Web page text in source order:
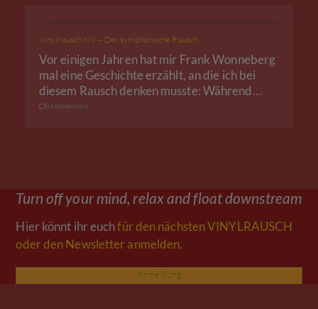
Vinylrausch XIV – Der symphonische Rausch
Vor einigen Jahren hat mir Frank Wonneberg
mal eine Geschichte erzählt, an die ich bei
diesem Rausch denken musste: Während…
0 Kommentare
Turn off your mind, relax and float downstream
Hier könnt ihr euchfür den nächsten VINYLRAUSCH
oder den Newsletter anmelden.
Anmeldung